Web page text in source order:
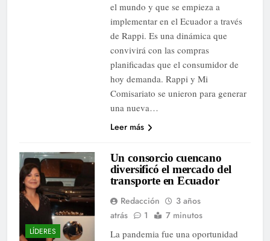
el mundo y que se empieza a
implementar en el Ecuador a través
de Rappi. Es una dinámica que
convivirá con las compras
planificadas que el consumidor de
hoy demanda. Rappi y Mi
Comisariato se unieron para generar
una nueva…
Leer más
LÍDERES
Un consorcio cuencano
diversificó el mercado del
transporte en Ecuador
Redacción
3 años
atrás
1
7 minutos
La pandemia fue una oportunidad